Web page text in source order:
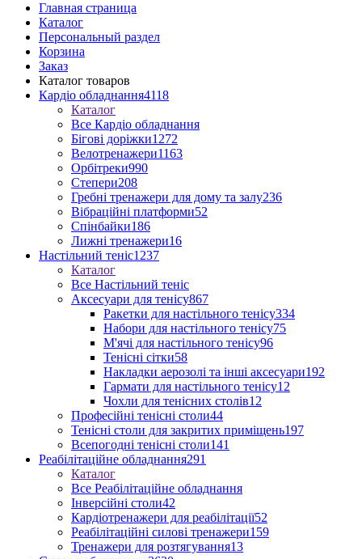
Главная страница
Каталог
Персональный раздел
Корзина
Заказ
Каталог товаров
Кардіо обладнання4118
Каталог
Все Кардіо обладнання
Бігові доріжки1272
Велотренажери1163
Орбітреки990
Степери208
Гребні тренажери для дому та залу236
Вібраційні платформи52
Спінбайки186
Лижні тренажери16
Настільний теніс1237
Каталог
Все Настільний теніс
Аксесуари для тенісу867
Ракетки для настільного тенісу334
Набори для настільного тенісу75
М'ячі для настільного тенісу96
Тенісні сітки58
Накладки аерозолі та інші аксесуари192
Гармати для настільного тенісу12
Чохли для тенісних столів12
Професійні тенісні столи44
Тенісні столи для закритих приміщень197
Всепогодні тенісні столи141
Реабілітаційне обладнання291
Каталог
Все Реабілітаційне обладнання
Інверсійні столи42
Кардіотренажери для реабілітації52
Реабілітаційні силові тренажери159
Тренажери для розтягування13